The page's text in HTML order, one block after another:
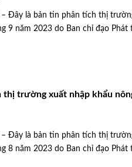
Đây là bản tin phân tích thị
9 năm 2023 do Ban chỉ đạo Phát
thị trường xuất nhập khẩu
Đây là bản tin phân tích thị
8 năm 2023 do Ban chỉ đạo Phát